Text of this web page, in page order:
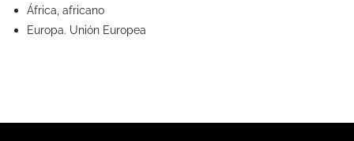
África, africano
Europa. Unión Europea